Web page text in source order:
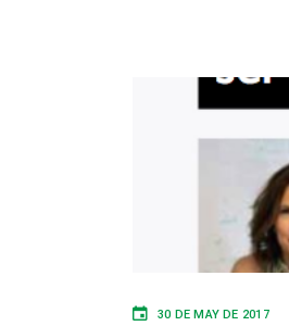
30 DE MAY DE 2017